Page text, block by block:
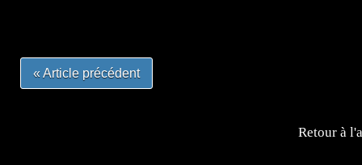
« Article précédent
Retour à